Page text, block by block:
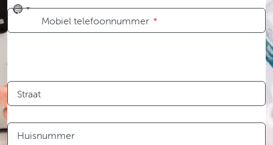
No
countryMobiel telefoonnummer *
Straat
Huisnummer